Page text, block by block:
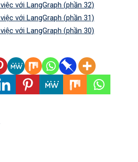
với LangGraph (phần 32)
với LangGraph (phần 31)
với LangGraph (phần 30)